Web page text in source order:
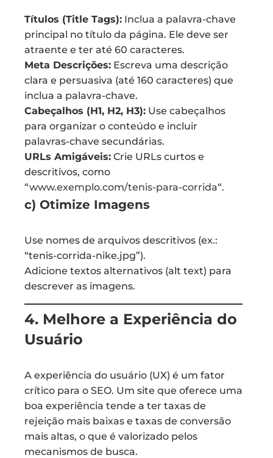
Títulos (Title Tags): Inclua a palavra-chave
principal no título da página. Ele deve ser
atraente e ter até 60 caracteres.
Meta Descrições: Escreva uma descrição
clara e persuasiva (até 160 caracteres) que
inclua a palavra-chave.
Cabeçalhos (H1, H2, H3): Use cabeçalhos
para organizar o conteúdo e incluir
palavras-chave secundárias.
URLs Amigáveis: Crie URLs curtos e
descritivos, como
“www.exemplo.com/tenis-para-corrida“.
c) Otimize Imagens
Use nomes de arquivos descritivos (ex.:
“tenis-corrida-nike.jpg”).
Adicione textos alternativos (alt text) para
descrever as imagens.
4. Melhore a Experiência do
Usuário
A experiência do usuário (UX) é um fator
crítico para o SEO. Um site que oferece uma
boa experiência tende a ter taxas de
rejeição mais baixas e taxas de conversão
mais altas, o que é valorizado pelos
mecanismos de busca.